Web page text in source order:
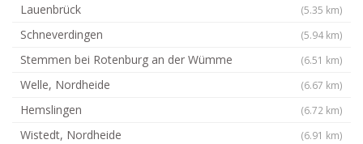
Lauenbrück (5.35 km)
Schneverdingen (5.94 km)
Stemmen bei Rotenburg an der Wümme (6.51 km)
Welle, Nordheide (6.67 km)
Hemslingen (6.72 km)
Wistedt, Nordheide (6.91 km)